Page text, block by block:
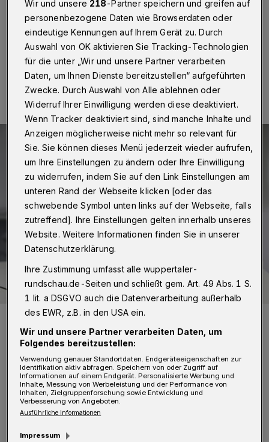
Standards seien in der Pandemiezeit mit
Präsenzunterricht „keineswegs so gelaufen“.
03.02.2021 , 19:52 Uhr 2 Minuten Lesezeit
Symbolbild.
Foto: asuraneo
„Eine Umfrage der GEW im Herbst, in einer
Wir und unsere 218-Partner speichern und greifen auf
personenbezogene Daten wie Browserdaten oder
eindeutige Kennungen auf Ihrem Gerät zu. Durch
Auswahl von OK aktivieren Sie Tracking-Technologien
für die unter „Wir und unsere Partner verarbeiten
Daten, um Ihnen Dienste bereitzustellen“ aufgeführten
Zwecke. Durch Auswahl von Alle ablehnen oder
Widerruf Ihrer Einwilligung werden diese deaktiviert.
Wenn Tracker deaktiviert sind, sind manche Inhalte und
Anzeigen möglicherweise nicht mehr so relevant für
Sie. Sie können dieses Menü jederzeit wieder aufrufen,
um Ihre Einstellungen zu ändern oder Ihre Einwilligung
zu widerrufen, indem Sie auf den Link Einstellungen am
unteren Rand der Webseite klicken [oder das
schwebende Symbol unten links auf der Webseite, falls
zutreffend]. Ihre Einstellungen gelten innerhalb unseres
Website. Weitere Informationen finden Sie in unserer
Datenschutzerklärung.
Ihre Zustimmung umfasst alle wuppertaler-
rundschau.de-Seiten und schließt gem. Art. 49 Abs. 1 S.
1 lit. a DSGVO auch die Datenverarbeitung außerhalb
des EWR, z.B. in den USA ein.
Wir und unsere Partner verarbeiten Daten, um
Folgendes bereitzustellen:
Verwendung genauer Standortdaten. Endgeräteeigenschaften zur
Identifikation aktiv abfragen. Speichern von oder Zugriff auf
Informationen auf einem Endgerät. Personalisierte Werbung und
Inhalte, Messung von Werbeleistung und der Performance von
Inhalten, Zielgruppenforschung sowie Entwicklung und
Verbesserung von Angeboten.
Ausführliche Informationen
Impressum